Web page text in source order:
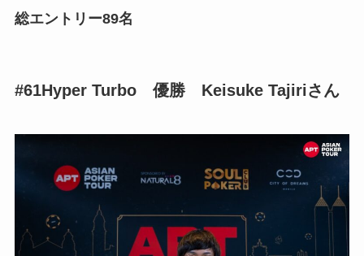
総エントリー89名
#61Hyper Turbo 優勝 Keisuke Tajiriさん